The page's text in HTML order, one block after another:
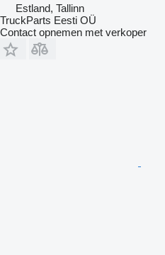
Estland, Tallinn
TruckParts Eesti OÜ
Contact opnemen met verkoper